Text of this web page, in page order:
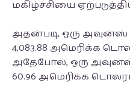
மகிழ்ச்சியை
அதன்படி, ஒரு
4,083.88 அமெரிக்க
அதேபோல், ஒரு
60.96 அமெரிக்க